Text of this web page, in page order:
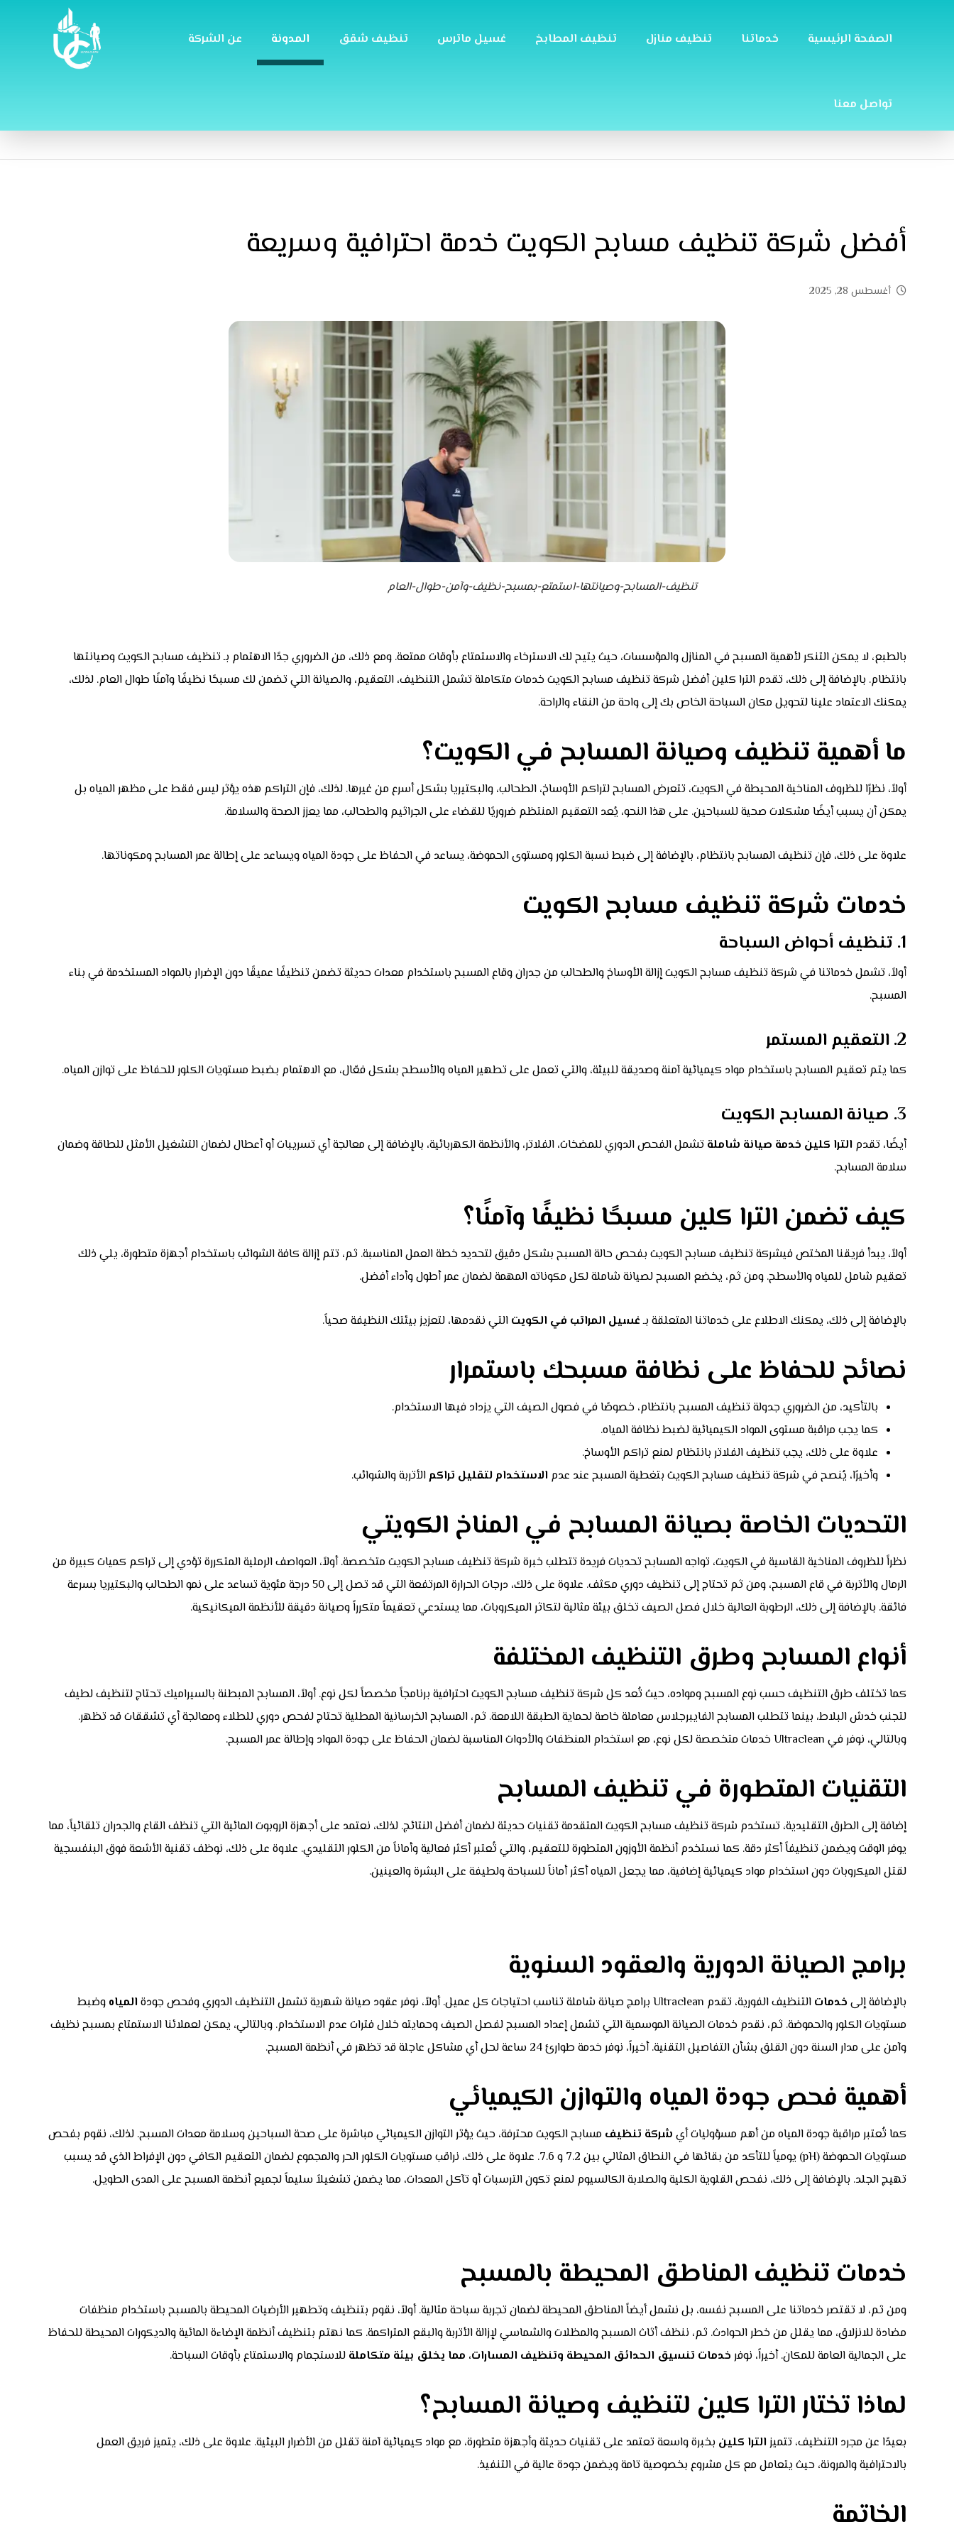
الصفحة الرئيسية خدماتنا تنظيف منازل تنظيف المطابخ غسيل ماترس تنظيف شقق المدونة عن الشركة
تواصل معنا
أفضل شركة تنظيف مسابح الكويت خدمة احترافية وسريعة
أغسطس 28, 2025
تنظيف-المسابح-وصيانتها-استمتع-بمسبح-نظيف-وآمن-طوال-العام
بالطبع، لا يمكن التنكر لأهمية المسبح في المنازل والمؤسسات، حيث يتيح لك الاسترخاء والاستمتاع بأوقات ممتعة. ومع ذلك، من الضروري جدًا الاهتمام بـ تنظيف مسابح الكويت وصيانتها
بانتظام. بالإضافة إلى ذلك، تقدم الترا كلين أفضل شركة تنظيف مسابح الكويت خدمات متكاملة تشمل التنظيف، التعقيم، والصيانة التي تضمن لك مسبحًا نظيفًا وآمنًا طوال العام. لذلك،
يمكنك الاعتماد علينا لتحويل مكان السباحة الخاص بك إلى واحة من النقاء والراحة.
ما أهمية تنظيف وصيانة المسابح في الكويت؟
أولاً، نظرًا للظروف المناخية المحيطة في الكويت، تتعرض المسابح لتراكم الأوساخ، الطحالب، والبكتيريا بشكل أسرع من غيرها. لذلك، فإن التراكم هذه يؤثر ليس فقط على مظهر المياه بل
يمكن أن يسبب أيضًا مشكلات صحية للسباحين. على هذا النحو، يُعد التعقيم المنتظم ضروريًا للقضاء على الجراثيم والطحالب، مما يعزز الصحة والسلامة.
علاوة على ذلك، فإن تنظيف المسابح بانتظام، بالإضافة إلى ضبط نسبة الكلور ومستوى الحموضة، يساعد في الحفاظ على جودة المياه ويساعد على إطالة عمر المسابح ومكوناتها.
خدمات شركة تنظيف مسابح الكويت
1. تنظيف أحواض السباحة
أولاً، تشمل خدماتنا في شركة تنظيف مسابح الكويت إزالة الأوساخ والطحالب من جدران وقاع المسبح باستخدام معدات حديثة تضمن تنظيفًا عميقًا دون الإضرار بالمواد المستخدمة في بناء
المسبح.
2. التعقيم المستمر
كما يتم تعقيم المسابح باستخدام مواد كيميائية آمنة وصديقة للبيئة، والتي تعمل على تطهير المياه والأسطح بشكل فعّال، مع الاهتمام بضبط مستويات الكلور للحفاظ على توازن المياه.
3. صيانة المسابح الكويت
أيضًا، تقدم الترا كلين خدمة صيانة شاملة تشمل الفحص الدوري للمضخات، الفلاتر، والأنظمة الكهربائية، بالإضافة إلى معالجة أي تسريبات أو أعطال لضمان التشغيل الأمثل للطاقة وضمان
سلامة المسابح.
كيف تضمن الترا كلين مسبحًا نظيفًا وآمنًا؟
أولاً، يبدأ فريقنا المختص فيشركة تنظيف مسابح الكويت بفحص حالة المسبح بشكل دقيق لتحديد خطة العمل المناسبة. ثم، تتم إزالة كافة الشوائب باستخدام أجهزة متطورة، يلي ذلك
تعقيم شامل للمياه والأسطح. ومن ثم، يخضع المسبح لصيانة شاملة لكل مكوناته المهمة لضمان عمر أطول وأداء أفضل.
بالإضافة إلى ذلك، يمكنك الاطلاع على خدماتنا المتعلقة بـغسيل المراتب في الكويت التي نقدمها، لتعزيز بيئتك النظيفة صحياً.
نصائح للحفاظ على نظافة مسبحك باستمرار
بالتأكيد، من الضروري جدولة تنظيف المسبح بانتظام، خصوصًا في فصول الصيف التي يزداد فيها الاستخدام.
كما يجب مراقبة مستوى المواد الكيميائية لضبط نظافة المياه.
علاوة على ذلك، يجب تنظيف الفلاتر بانتظام لمنع تراكم الأوساخ.
وأخيرًا، يُنصح في شركة تنظيف مسابح الكويت بتغطية المسبح عند عدم الاستخدام لتقليل تراكمالأتربة والشوائب.
التحديات الخاصة بصيانة المسابح في المناخ الكويتي
نظراً للظروف المناخية القاسية في الكويت، تواجه المسابح تحديات فريدة تتطلب خبرة شركة تنظيف مسابح الكويت متخصصة. أولاً، العواصف الرملية المتكررة تؤدي إلى تراكم كميات كبيرة من
الرمال والأتربة في قاع المسبح، ومن ثم تحتاج إلى تنظيف دوري مكثف. علاوة على ذلك، درجات الحرارة المرتفعة التي قد تصل إلى 50 درجة مئوية تساعد على نمو الطحالب والبكتيريا بسرعة
فائقة. بالإضافة إلى ذلك، الرطوبة العالية خلال فصل الصيف تخلق بيئة مثالية لتكاثر الميكروبات، مما يستدعي تعقيماً متكرراً وصيانة دقيقة للأنظمة الميكانيكية.
أنواع المسابح وطرق التنظيف المختلفة
كما تختلف طرق التنظيف حسب نوع المسبح ومواده، حيث تُعد كل شركة تنظيف مسابح الكويت احترافية برنامجاً مخصصاً لكل نوع. أولاً، المسابح المبطنة بالسيراميك تحتاج لتنظيف لطيف
لتجنب خدش البلاط، بينما تتطلب المسابح الفايبرجلاس معاملة خاصة لحماية الطبقة اللامعة. ثم، المسابح الخرسانية المطلية تحتاج لفحص دوري للطلاء ومعالجة أي تشققات قد تظهر.
وبالتالي، نوفر في Ultraclean خدمات متخصصة لكل نوع، مع استخدام المنظفات والأدوات المناسبة لضمان الحفاظ على جودة المواد وإطالة عمر المسبح.
التقنيات المتطورة في تنظيف المسابح
إضافة إلى الطرق التقليدية، تستخدم شركة تنظيف مسابح الكويت المتقدمة تقنيات حديثة لضمان أفضل النتائج. لذلك، نعتمد على أجهزة الروبوت المائية التي تنظف القاع والجدران تلقائياً، مما
يوفر الوقت ويضمن تنظيفاً أكثر دقة. كما نستخدم أنظمة الأوزون المتطورة للتعقيم، والتي تُعتبر أكثر فعالية وأماناً من الكلور التقليدي. علاوة على ذلك، نوظف تقنية الأشعة فوق البنفسجية
لقتل الميكروبات دون استخدام مواد كيميائية إضافية، مما يجعل المياه أكثر أماناً للسباحة ولطيفة على البشرة والعينين.
برامج الصيانة الدورية والعقود السنوية
بالإضافة إلى خدمات التنظيف الفورية، تقدم Ultraclean برامج صيانة شاملة تناسب احتياجات كل عميل. أولاً، نوفر عقود صيانة شهرية تشمل التنظيف الدوري وفحص جودة المياه وضبط
مستويات الكلور والحموضة. ثم، نقدم خدمات الصيانة الموسمية التي تشمل إعداد المسبح لفصل الصيف وحمايته خلال فترات عدم الاستخدام. وبالتالي، يمكن لعملائنا الاستمتاع بمسبح نظيف
وآمن على مدار السنة دون القلق بشأن التفاصيل التقنية. أخيراً، نوفر خدمة طوارئ 24 ساعة لحل أي مشاكل عاجلة قد تظهر في أنظمة المسبح.
أهمية فحص جودة المياه والتوازن الكيميائي
كما تُعتبر مراقبة جودة المياه من أهم مسؤوليات أي شركة تنظيف مسابح الكويت محترفة، حيث يؤثر التوازن الكيميائي مباشرة على صحة السباحين وسلامة معدات المسبح. لذلك، نقوم بفحص
مستويات الحموضة (pH) يومياً للتأكد من بقائها في النطاق المثالي بين 7.2 و 7.6. علاوة على ذلك، نراقب مستويات الكلور الحر والمجموع لضمان التعقيم الكافي دون الإفراط الذي قد يسبب
تهيج الجلد. بالإضافة إلى ذلك، نفحص القلوية الكلية والصلابة الكالسيوم لمنع تكون الترسبات أو تآكل المعدات، مما يضمن تشغيلاً سليماً لجميع أنظمة المسبح على المدى الطويل.
خدمات تنظيف المناطق المحيطة بالمسبح
ومن ثم، لا تقتصر خدماتنا على المسبح نفسه، بل نشمل أيضاً المناطق المحيطة لضمان تجربة سباحة مثالية. أولاً، نقوم بتنظيف وتطهير الأرضيات المحيطة بالمسبح باستخدام منظفات
مضادة للانزلاق، مما يقلل من خطر الحوادث. ثم، ننظف أثاث المسبح والمظلات والشماسي لإزالة الأتربة والبقع المتراكمة. كما نهتم بتنظيف أنظمة الإضاءة المائية والديكورات المحيطة للحفاظ
على الجمالية العامة للمكان. أخيراً، نوفر خدمات تنسيق الحدائق المحيطة وتنظيف المسارات، مما يخلق بيئة متكاملة للاستجمام والاستمتاع بأوقات السباحة.
لماذا تختار الترا كلين لتنظيف وصيانة المسابح؟
بعيدًا عن مجرد التنظيف، تتميز الترا كلين بخبرة واسعة تعتمد على تقنيات حديثة وأجهزة متطورة، مع مواد كيميائية آمنة تقلل من الأضرار البيئية. علاوة على ذلك، يتميز فريق العمل
بالاحترافية والمرونة، حيث يتعامل مع كل مشروع بخصوصية تامة ويضمن جودة عالية في التنفيذ.
الخاتمة